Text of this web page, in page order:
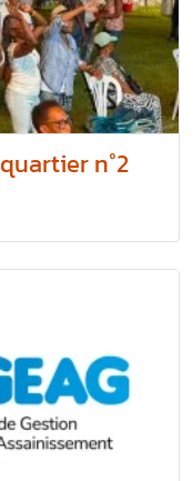
n°2